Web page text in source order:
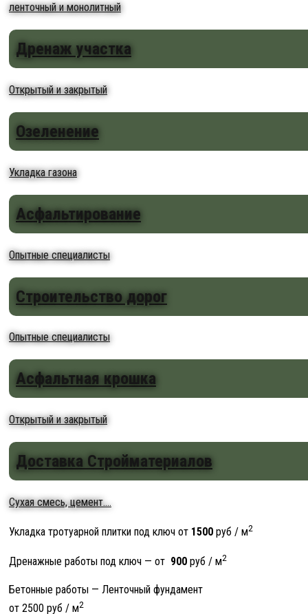
ленточный и монолитный
Дренаж участка
Открытый и закрытый
Озеленение
Укладка газона
Асфальтирование
Опытные специалисты
Строительство дорог
Опытные специалисты
Асфальтная крошка
Открытый и закрытый
Доставка Стройматериалов
Сухая смесь, цемент....
Укладка тротуарной плитки под ключ от 1500 руб / м2
Дренажные работы под ключ — от 900 руб / м2
Бетонные работы — Ленточный фундамент
от 2500 руб / м2